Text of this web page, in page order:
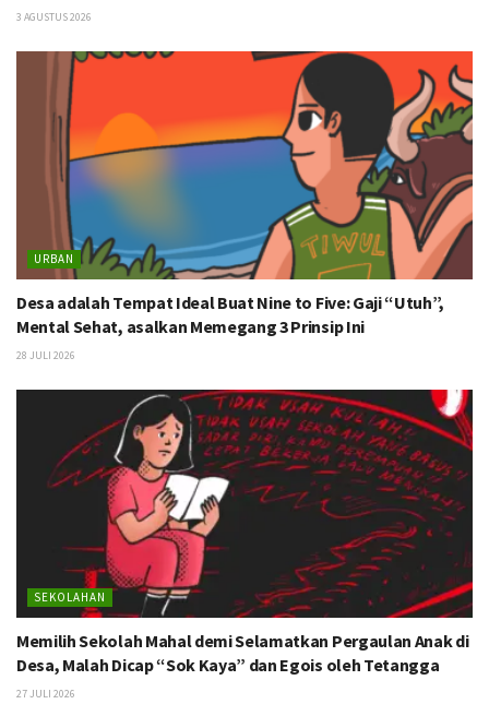
3 AGUSTUS 2026
URBAN
Desa adalah Tempat Ideal Buat Nine to Five: Gaji “Utuh”,
Mental Sehat, asalkan Memegang 3 Prinsip Ini
28 JULI 2026
SEKOLAHAN
Memilih Sekolah Mahal demi Selamatkan Pergaulan Anak di
Desa, Malah Dicap “Sok Kaya” dan Egois oleh Tetangga
27 JULI 2026